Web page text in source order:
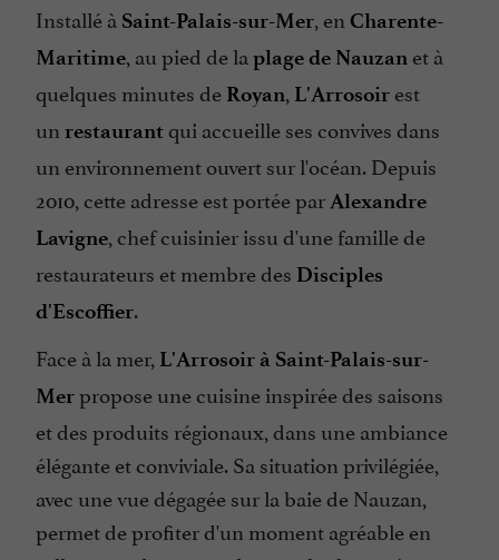
Installé à Saint-Palais-sur-Mer , en Charente-
Maritime , au pied de la plage de Nauzan et à
quelques minutes de Royan L'Arrosoir est
un restaurant qui accueille ses convives dans
un environnement ouvert sur l'océan. Depuis
2010, cette adresse est portée par Alexandre
Lavigne , chef cuisinier issu d'une famille de
restaurateurs et membre des Disciples
d'Escoffier.
Face à la mer, L'Arrosoir à Saint-Palais-sur-
Merpropose une cuisine inspirée des saisons
et des produits régionaux, dans une ambiance
élégante et conviviale. Sa situation privilégiée,
avec une vue dégagée sur la baie de Nauzan,
permet de profiter d'un moment agréable en